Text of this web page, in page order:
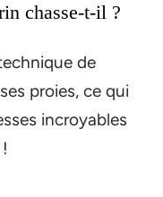
chasse-t-il ?
de
proies, ce qui
incroyables